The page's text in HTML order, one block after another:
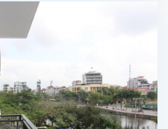
Công
Diện
tích
sinh
hoạt